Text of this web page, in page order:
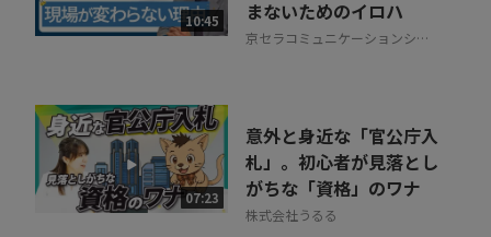
10:45
まないためのイロハ
京セラコミュニケーションシス
07:23
意外と身近な「官公庁入
札」。初心者が見落とし
がちな「資格」のワナ
株式会社うるる